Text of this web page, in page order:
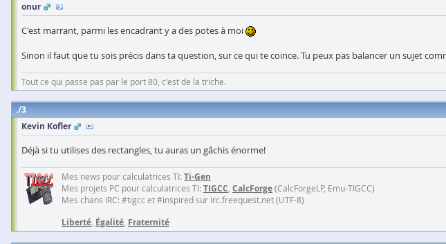
onur
C'est marrant, parmi les encadrant y a des potes à moi
Sinon il faut que tu sois précis dans ta question, sur ce qui te coince. Tu peux pas balancer un sujet
Tout ce qui passe pas par le port 80, c'est de la triche.
3
Kevin Kofler
Déjà si tu utilises des rectangles, tu auras un gâchis énorme!
Mes news pour calculatrices TI: Ti-Gen
Mes projets PC pour calculatrices TI: TIGCC CalcForge(CalcForgeLP, Emu-TIGCC)
Mes chans IRC: #tigcc et #inspired sur irc.freequest.net (UTF-8)
Liberté Égalité Fraternité